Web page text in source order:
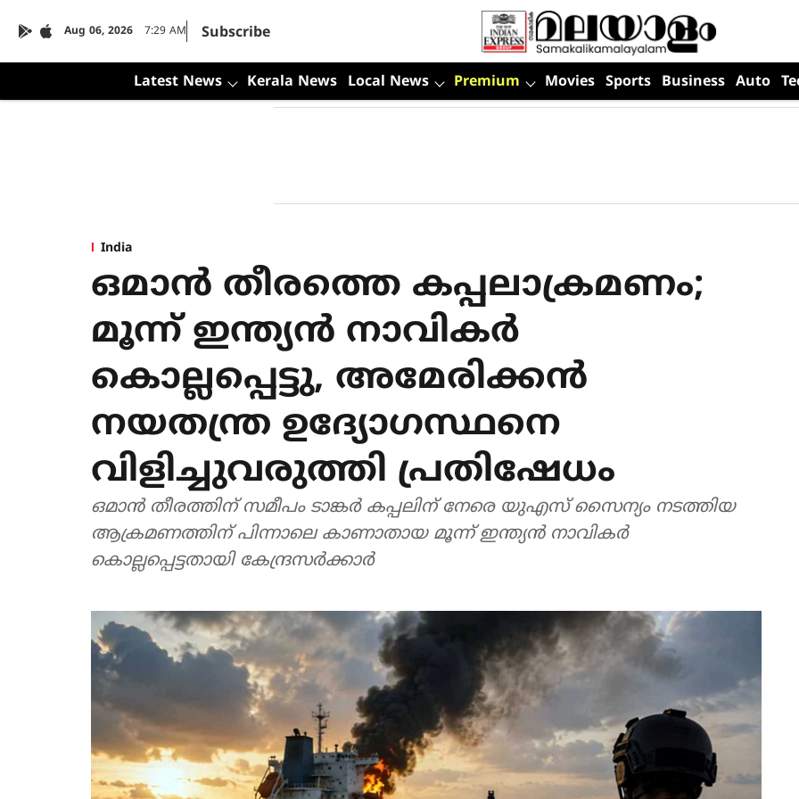
Aug 06, 2026 7:29 AM Subscribe
Latest News Kerala News Local News Premium Movies Sports Business Auto
India
ഒമാന്‍ തീരത്തെ കപ്പലാക്രമണം;
മൂന്ന് ഇന്ത്യന്‍ നാവികര്‍
കൊല്ലപ്പെട്ടു, അമേരിക്കന്‍
നയതന്ത്ര ഉദ്യോഗസ്ഥനെ
വിളിച്ചുവരുത്തി പ്രതിഷേധം
ഒമാന്‍ തീരത്തിന് സമീപം ടാങ്കര്‍ കപ്പലിന് നേരെ യുഎസ് സൈന്യം നടത്തിയ
ആക്രമണത്തിന് പിന്നാലെ കാണാതായ മൂന്ന് ഇന്ത്യന്‍ നാവികര്‍
കൊല്ലപ്പെട്ടതായി കേന്ദ്രസര്‍ക്കാര്‍